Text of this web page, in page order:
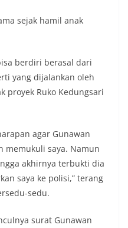
sejak hamil anak
berdiri berasal dari
yang dijalankan oleh
proyek Ruko Kedungsari
agar Gunawan
memukuli saya. Namun
akhirnya terbukti dia
saya ke polisi,” terang
sedu.
surat Gunawan